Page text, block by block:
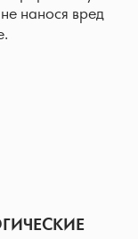
нанося вред